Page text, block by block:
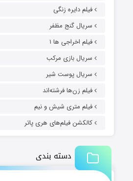
فیلم دایره زنگی
سریال گنج مظفر
فیلم اخراجی ها ۱
سریال بازی مرکب
سریال پوست شیر
فیلم زن‌ها فرشته‌اند
فیلم متری شیش و نیم
کالکشن فیلم‌های هری پاتر
دسته بندی